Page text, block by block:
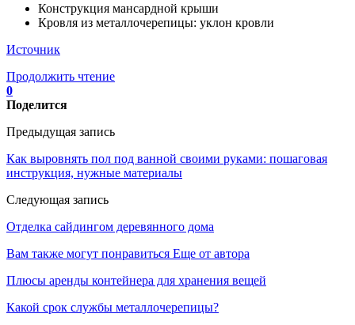
Конструкция мансардной крыши
Кровля из металлочерепицы: уклон кровли
Источник
Продолжить чтение
0
Поделится
Предыдущая запись
Как выровнять пол под ванной своими руками: пошаговая
инструкция, нужные материалы
Следующая запись
Отделка сайдингом деревянного дома
Вам также могут понравиться Еще от автора
Плюсы аренды контейнера для хранения вещей
Какой срок службы металлочерепицы?